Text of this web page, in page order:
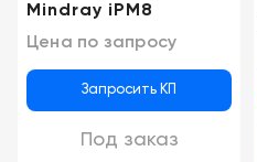
Mindray iPM8
Цена по запросу
Запросить КП
Под заказ